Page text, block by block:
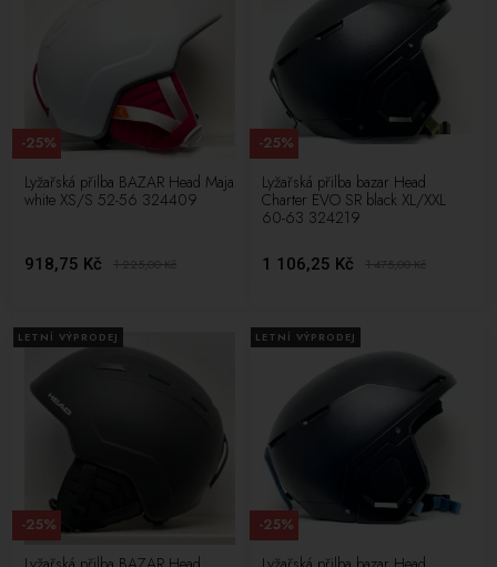
Lyžařská přilba BAZAR Head Maja
white XS/S 52-56 324409
918,75 Kč 1 225,00Kč
-25%
Lyžařská přilba bazar Head
Charter EVO SR black XL/XXL
60-63 324219
1 106,25 Kč 1 475,00Kč
-25%
LETNÍ VÝPRODEJ
-25%
LETNÍ VÝPRODEJ
-25%